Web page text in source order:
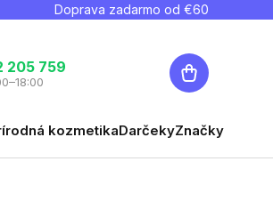
Doprava zadarmo od €60
205 759
Nákupný
košík
kozmetikaDarčekyZnačky